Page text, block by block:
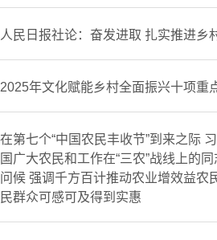
人民日报社论：奋发进取 扎实推进乡
2025年文化赋能乡村全面振兴十项重
在第七个“中国农民丰收节”到来之际
国广大农民和工作在“三农”战线上的
问候 强调千方百计推动农业增效益农
民群众可感可及得到实惠